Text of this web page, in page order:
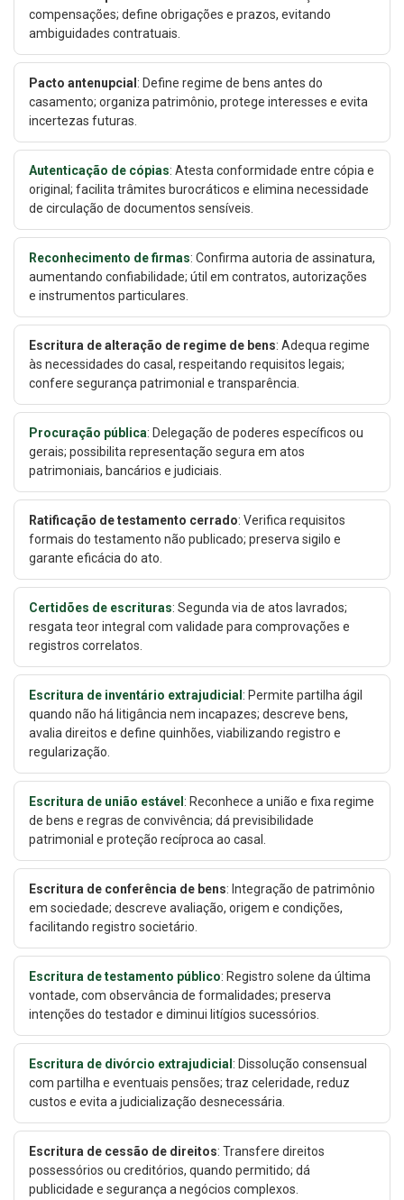
compensações; define obrigações e prazos, evitando
ambiguidades contratuais.
Pacto antenupcial : Define regime de bens antes do
casamento; organiza patrimônio, protege interesses e evita
incertezas futuras.
Autenticação de cópias: Atesta conformidade entre cópia e
original; facilita trâmites burocráticos e elimina necessidade
de circulação de documentos sensíveis.
Reconhecimento de firmas: Confirma autoria de assinatura,
aumentando confiabilidade; útil em contratos, autorizações
e instrumentos particulares.
Escritura de alteração de regime de bens: Adequa regime
às necessidades do casal, respeitando requisitos legais;
confere segurança patrimonial e transparência.
Procuração pública: Delegação de poderes específicos ou
gerais; possibilita representação segura em atos
patrimoniais, bancários e judiciais.
Ratificação de testamento cerrado: Verifica requisitos
formais do testamento não publicado; preserva sigilo e
garante eficácia do ato.
Certidões de escrituras: Segunda via de atos lavrados;
resgata teor integral com validade para comprovações e
registros correlatos.
Escritura de inventário extrajudicial : Permite partilha ágil
quando não há litigância nem incapazes; descreve bens,
avalia direitos e define quinhões, viabilizando registro e
regularização.
Escritura de união estável : Reconhece a união e fixa regime
de bens e regras de convivência; dá previsibilidade
patrimonial e proteção recíproca ao casal.
Escritura de conferência de bens: Integração de patrimônio
em sociedade; descreve avaliação, origem e condições,
facilitando registro societário.
Escritura de testamento público: Registro solene da última
vontade, com observância de formalidades; preserva
intenções do testador e diminui litígios sucessórios.
Escritura de divórcio extrajudicial : Dissolução consensual
com partilha e eventuais pensões; traz celeridade, reduz
custos e evita a judicialização desnecessária.
Escritura de cessão de direitos: Transfere direitos
possessórios ou creditórios, quando permitido; dá
publicidade e segurança a negócios complexos.